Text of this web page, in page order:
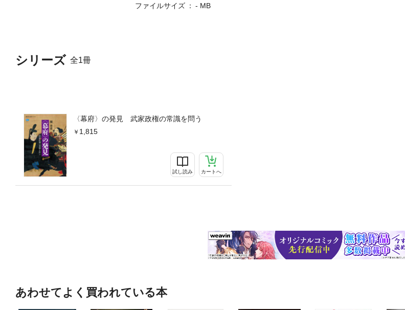
シリーズ 全1冊
〈幕府〉の発見 武家政権の常識を問う
1,815
試し読み カートへ
眼』と南北朝問題第四章 「鎌倉幕府」か、「東国政権」か：中世東国史の二つの
ファイルサイズ
- MB
あわせてよく買われている本